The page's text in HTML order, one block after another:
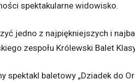
spektakularne widowisko.
jedno z najpiękniejszych i
zespołu Królewski Balet
spektakl baletowy „Dziadek do